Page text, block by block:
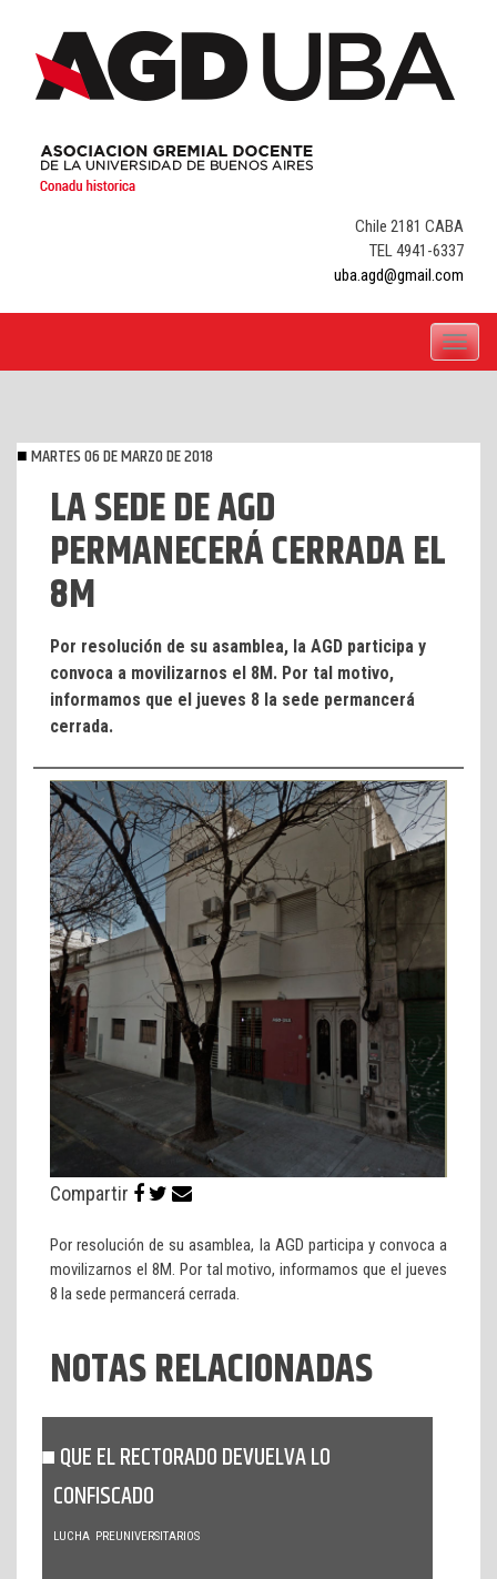
content
Chile 2181 CABA
TEL 4941-6337
uba.agd@gmail.com
Toggle
MARTES 06 DE MARZO DE 2018
LA SEDE DE AGD
PERMANECERÁ CERRADA EL
8M
Por resolución de su asamblea, la AGD participa y
convoca a movilizarnos el 8M. Por tal motivo,
informamos que el jueves 8 la sede permancerá
cerrada.
Compartir
Por resolución de su asamblea, la AGD participa y convoca a
movilizarnos el 8M. Por tal motivo, informamos que el jueves
8 la sede permancerá cerrada.
NOTAS RELACIONADAS
QUE EL RECTORADO DEVUELVA LO
CONFISCADO
LUCHA PREUNIVERSITARIOS